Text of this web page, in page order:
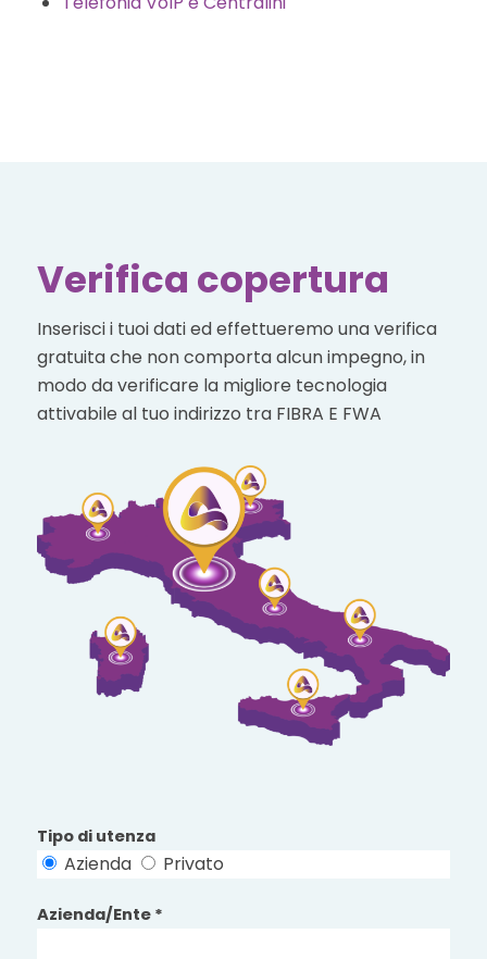
Verifica copertura
Inserisci i tuoi dati ed effettueremo una verifica
gratuita che non comporta alcun impegno, in
modo da verificare la migliore tecnologia
attivabile al tuo indirizzo tra FIBRA E FWA
Tipo di utenza
Azienda Privato
Azienda/Ente *